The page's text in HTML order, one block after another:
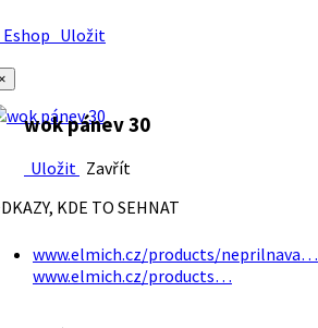
Uložit
wok pánev 30
Uložit Zavřít
KDE TO SEHNAT
www.elmich.cz/products/neprilnava…
www.elmich.cz/products…